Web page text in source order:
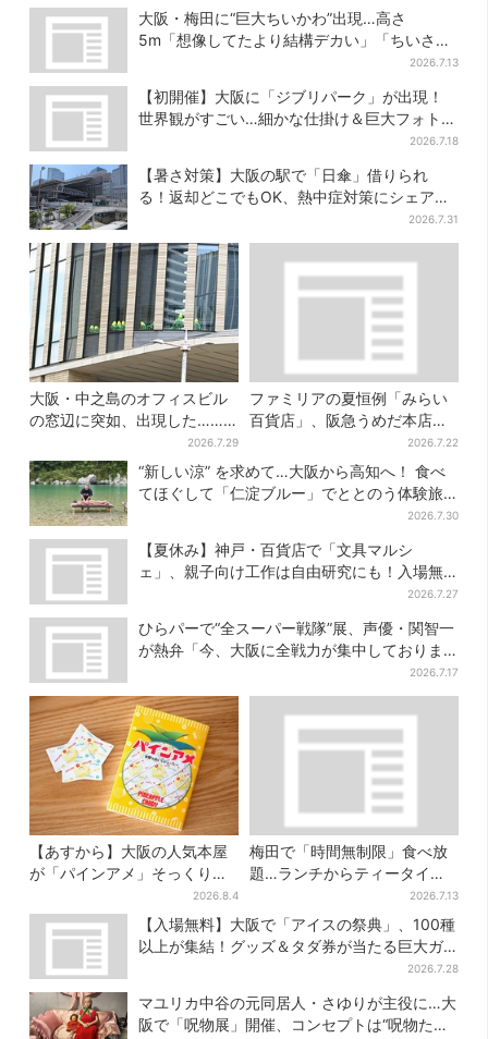
館が5周年
等黒毛和牛”の当選も
大阪・梅田に“巨大ちいかわ”出現…高さ
5m「想像してたより結構デカい」「ちいさ…
2026.7.13
【初開催】大阪に「ジブリパーク」が出現！
世界観がすごい…細かな仕掛け＆巨大フォトス
2026.7.18
【暑さ対策】大阪の駅で「日傘」借りられ
る！返却どこでもOK、熱中症対策にシェアサ
2026.7.31
大阪・中之島のオフィスビル
の窓辺に突如、出現した……
巨大インコ「何かいる」「朝
からビビった」、その正体と
は？
2026.7.29
ファミリアの夏恒例「みらい
百貨店」、阪急うめだ本店で
開幕…限定グッズを大人買い
する人続出
2026.7.22
“新しい涼” を求めて…大阪から高知へ！ 食べ
てほぐして「仁淀ブルー」でととのう体験旅
2026.7.30
【夏休み】神戸・百貨店で「文具マルシ
ェ」、親子向け工作は自由研究にも！入場無
2026.7.27
ひらパーで“全スーパー戦隊”展、声優・関智一
が熱弁「今、大阪に全戦力が集中しておりま
2026.7.17
【あすから】大阪の人気本屋
が「パインアメ」そっくりの
ブックカバー開発、梅田で先
行販売
2026.8.4
梅田で「時間無制限」食べ放
題…ランチからティータイム
までノンストップで約60種を
満喫
2026.7.13
【入場無料】大阪で「アイスの祭典」、100種
以上が集結！グッズ＆タダ券が当たる巨大ガ
2026.7.28
マユリカ中谷の元同居人・さゆりが主役に…大
阪で「呪物展」開催、コンセプトは“呪物たち